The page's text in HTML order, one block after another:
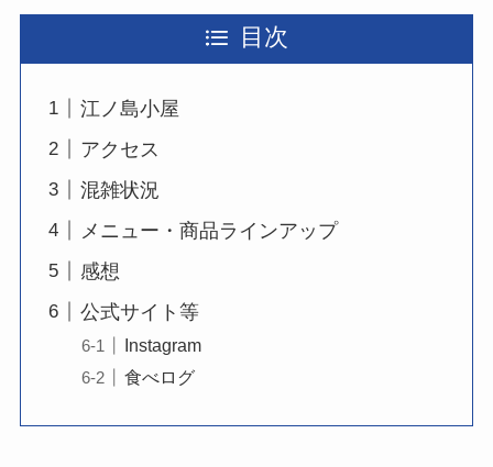
目次
江ノ島小屋
アクセス
混雑状況
メニュー・商品ラインアップ
感想
公式サイト等
Instagram
食べログ